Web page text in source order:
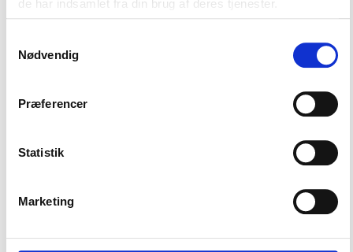
de har indsamlet fra din brug af deres tjenester.
Nødvendig
Præferencer
Statistik
Marketing
Blandt voksne finder man trods tilslutningen til et
ganske ensartet aktivitetsmønster på tværs af
forskellige organiseringsformer (se figur 2).
Idrætsorganisering ’på egen hånd’ er mest udbredt
står langt stærkere i Varde Kommune end især i
voksne, der benytter sig af kommercielle aktiviteter,
til gengæld betydeligt højere.
”Generelt ser det ud til, at kommerciel idræt og